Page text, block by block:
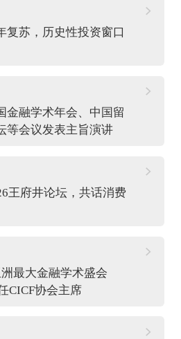
复苏，历史性投资窗口
金融学术年会、中国留
等会议发表主旨演讲
王府井论坛，共话消费
最大金融学术盛会
CICF协会主席